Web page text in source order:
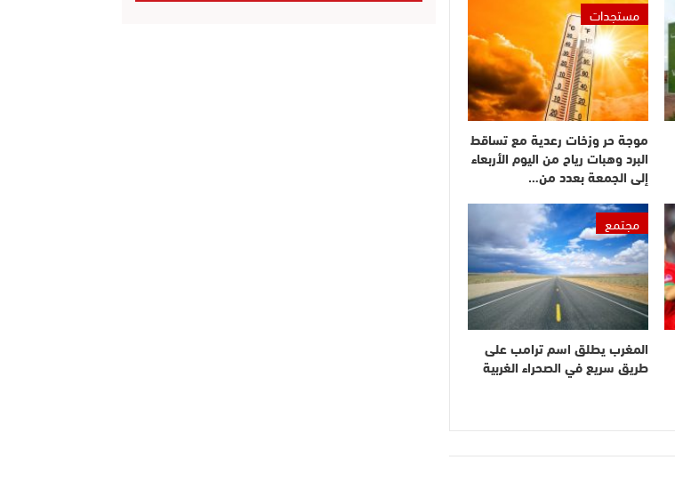
مستجدات
موجة حر وزخات رعدية مع تساقط
البرد وهبات رياح من اليوم الأربعاء
إلى الجمعة بعدد من…
مجتمع
المغرب يطلق اسم ترامب على
طريق سريع في الصحراء الغربية